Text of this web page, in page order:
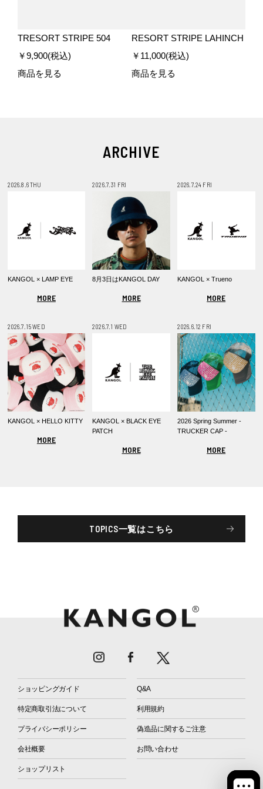
TRESORT STRIPE 504
￥9,900(税込)
商品を見る
RESORT STRIPE LAHINCH
￥11,000(税込)
商品を見る
ARCHIVE
2026.8.6 THU
KANGOL × LAMP EYE
MORE
2026.7.31 FRI
8月3日はKANGOL DAY
MORE
2026.7.24 FRI
KANGOL × Trueno
MORE
2026.7.15 WED
KANGOL × HELLO KITTY
MORE
2026.7.1 WED
KANGOL × BLACK EYE
PATCH
MORE
2026.6.12 FRI
2026 Spring Summer -
TRUCKER CAP -
MORE
TOPICS一覧はこちら
ショッピングガイド Q&A
特定商取引法について 利用規約
プライバシーポリシー 偽造品に関するご注意
会社概要 お問い合わせ
ショップリスト